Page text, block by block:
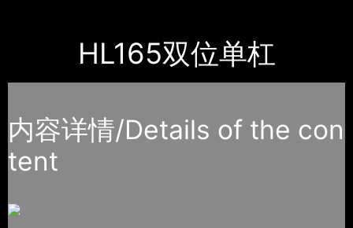
HL165双位单杠
内容详情/Details of the con
tent